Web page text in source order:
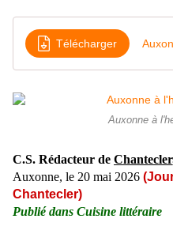
Télécharger
Auxonne à
C.S. Rédacteur de Chantecler
Auxonne, le 20 mai 2026 (
Chantecler)
Publié dans Cuisine littéraire